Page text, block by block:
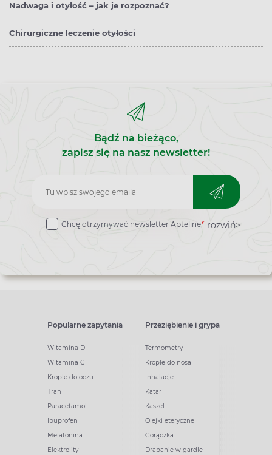
Nadwaga i otyłość – jak je rozpoznać?
Chirurgiczne leczenie otyłości
Bądź na bieżąco,
zapisz się na nasz newsletter!
Zapisz
do
Chcę otrzymywać newsletter Apteline* rozwiń>
Popularne zapytania
Witamina D
Witamina C
Krople do oczu
Tran
Paracetamol
Ibuprofen
Melatonina
Elektrolity
Przeziębienie i grypa
Termometry
Krople do nosa
Inhalacje
Katar
Kaszel
Olejki eteryczne
Gorączka
Drapanie w gardle